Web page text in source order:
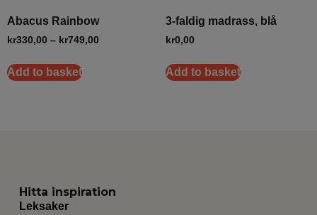
Abacus Rainbow
kr330,00 – kr749,00
Add to basket
3-faldig madrass, blå
kr0,00
Add to basket
Hitta inspiration
Leksaker